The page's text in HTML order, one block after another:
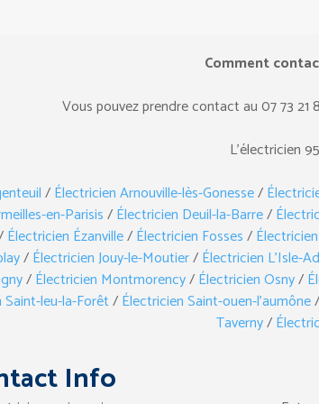
Comment
Vous pouvez prendre contact au ‎07 73
L’électricien
/Électricien Arnouville-lès-Gonesse/
en-Parisis/Électricien Deuil-la-Barre/
Électricien Ézanville/Électricien Fosses/
/Électricien Jouy-le-Moutier/Électricien L’Isle-
/Électricien Montmorency/Électricien Osny/
leu-la-Forêt/Électricien Saint-ouen-l’aumône/
Taverny/
Info